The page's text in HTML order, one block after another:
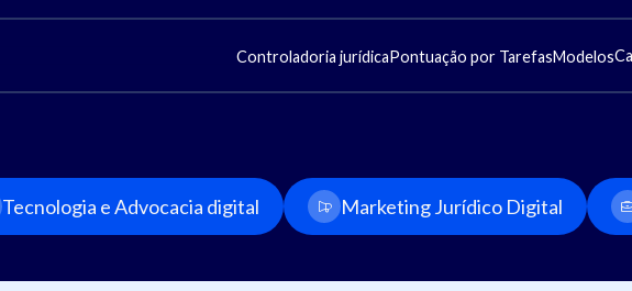
Controladoria jurídicaPontuação por TarefasModelos
Tecnologia e Advocacia digital Marketing Jurídico Digital